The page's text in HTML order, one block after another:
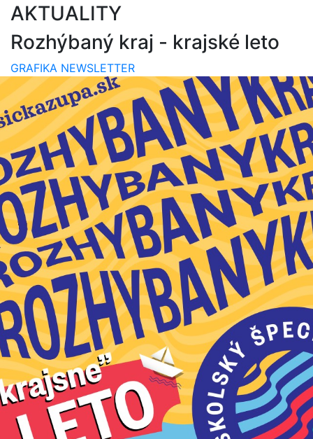
AKTUALITY
Rozhýbaný kraj - krajské leto
GRAFIKA NEWSLETTER